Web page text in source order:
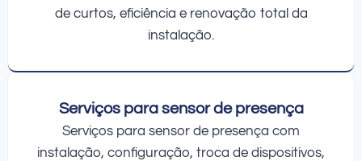
de curtos, eficiência e renovação total da
instalação.
Serviços para sensor de presença
Serviços para sensor de presença com
instalação, configuração, troca de dispositivos,